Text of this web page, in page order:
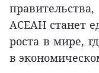
АСЕАН станет
роста в мире,
в